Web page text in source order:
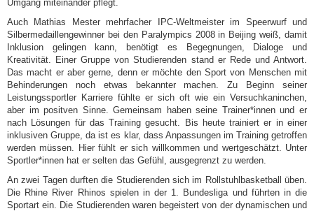
Umgang miteinander pflegt.
Auch Mathias Mester mehrfacher IPC-Weltmeister im Speerwurf und
Silbermedaillengewinner bei den Paralympics 2008 in Beijing weiß, damit
Inklusion gelingen kann, benötigt es Begegnungen, Dialoge und
Kreativität. Einer Gruppe von Studierenden stand er Rede und Antwort.
Das macht er aber gerne, denn er möchte den Sport von Menschen mit
Behinderungen noch etwas bekannter machen. Zu Beginn seiner
Leistungssportler Karriere fühlte er sich oft wie ein Versuchkaninchen,
aber im positven Sinne. Gemeinsam haben seine Trainer*innen und er
nach Lösungen für das Training gesucht. Bis heute trainiert er in einer
inklusiven Gruppe, da ist es klar, dass Anpassungen im Training getroffen
werden müssen. Hier fühlt er sich willkommen und wertgeschätzt. Unter
Sportler*innen hat er selten das Gefühl, ausgegrenzt zu werden.
An zwei Tagen durften die Studierenden sich im Rollstuhlbasketball üben.
Die Rhine River Rhinos spielen in der 1. Bundesliga und führten in die
Sportart ein. Die Studierenden waren begeistert von der dynamischen und